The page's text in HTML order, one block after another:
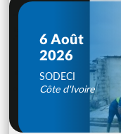
6 Août
2026
SODECI
Côte d'Ivoire